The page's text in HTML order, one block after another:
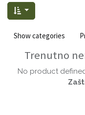
Show categories
Trenutno
No product